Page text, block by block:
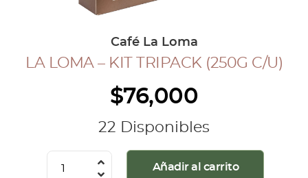
INGRESAR
Cerrar Sesión
Café La Loma
LA LOMA – KIT TRIPACK (250G C/U)
$76,000
22 Disponibles
Añadir al carrito